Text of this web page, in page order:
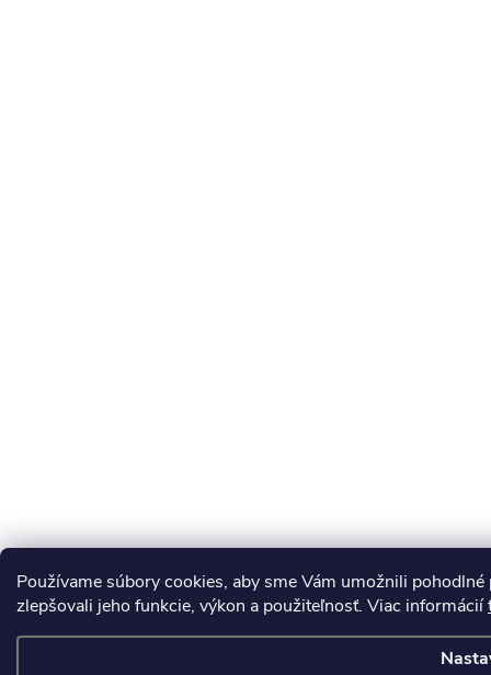
Používame súbory cookies, aby sme Vám umožnili
zlepšovali jeho funkcie, výkon a použiteľnosť. Viac informácií